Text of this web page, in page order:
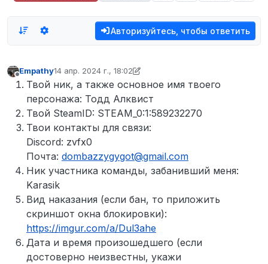
Авторизуйтесь, чтобы ответить
Не в сети
Empathy14 апр. 2024 г., 18:02
отредактировано inquizzy
Твой ник, а также основное имя твоего
персонажа: Тодд Алквист
Твой SteamID: STEAM_0:1:589232270
Твои контакты для связи:
Discord: zvfx0
Почта: dombazzygygot@gmail.com
Ник участника команды, забанивший меня:
Karasik
Вид наказания (если бан, то приложить
скриншот окна блокировки):
https://imgur.com/a/Dul3ahe
Дата и время произошедшего (если
достоверно неизвестны, укажи